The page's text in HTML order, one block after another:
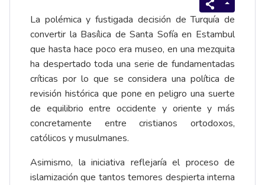
La polémica y fustigada decisión de Turquía de
convertir la Basílica de Santa Sofía en Estambul
que hasta hace poco era museo, en una mezquita
ha despertado toda una serie de fundamentadas
críticas por lo que se considera una política de
revisión histórica que pone en peligro una suerte
de equilibrio entre occidente y oriente y más
concretamente entre cristianos ortodoxos,
católicos y musulmanes.
Asimismo, la iniciativa reflejaría el proceso de
islamización que tantos temores despierta interna